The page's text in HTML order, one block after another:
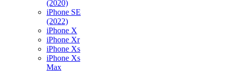
(2020)
iPhone SE
(2022)
iPhone X
iPhone Xr
iPhone Xs
iPhone Xs
Max